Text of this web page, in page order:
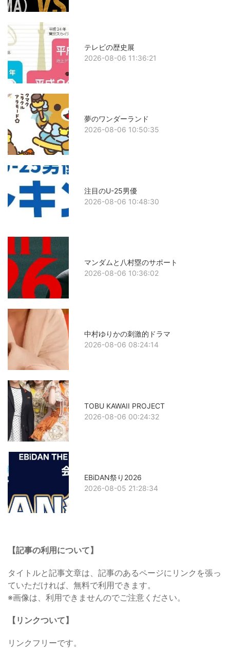
テレビの歴史展
2026-08-06 11:36:21
夢のワンダーランド
2026-08-06 10:50:35
注目のU-25男優
2026-08-06 10:48:30
マンダムと八村塁のサポート
2026-08-06 10:36:02
中村ゆりかの刺激的ドラマ
2026-08-06 08:24:14
TOBU KAWAII PROJECT
2026-08-06 00:24:32
EBiDAN祭り2026
2026-08-05 21:28:34
【記事の利用について】
タイトルと記事文章は、記事のあるページにリンクを張っ
ていただければ、無料で利用できます。
※画像は、利用できませんのでご注意ください。
【リンクついて】
リンクフリーです。